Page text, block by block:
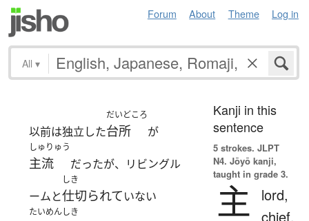
Forum About Theme Log in
All ▾
以前は独立した
だいどころ
台所 が
しゅりゅう
主流 だったが、リビングル
ームと
しき
仕切られていない
たいめんしき
Kanji in this
sentence
5 strokes. JLPT
N4. Jōyō kanji,
taught in grade 3.
主
lord,
chief,